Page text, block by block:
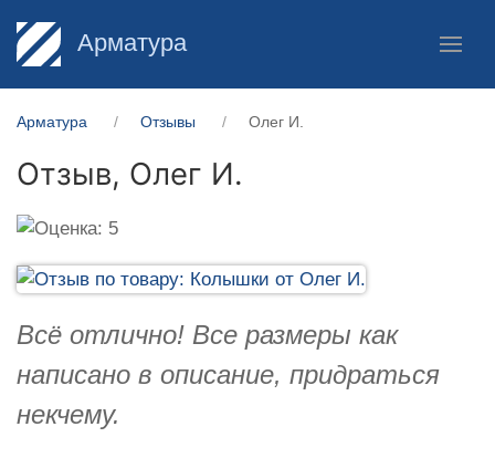
Арматура
Арматура Отзывы Олег И.
Отзыв, Олег И.
Всё отлично! Все размеры как
написано в описание, придраться
некчему.